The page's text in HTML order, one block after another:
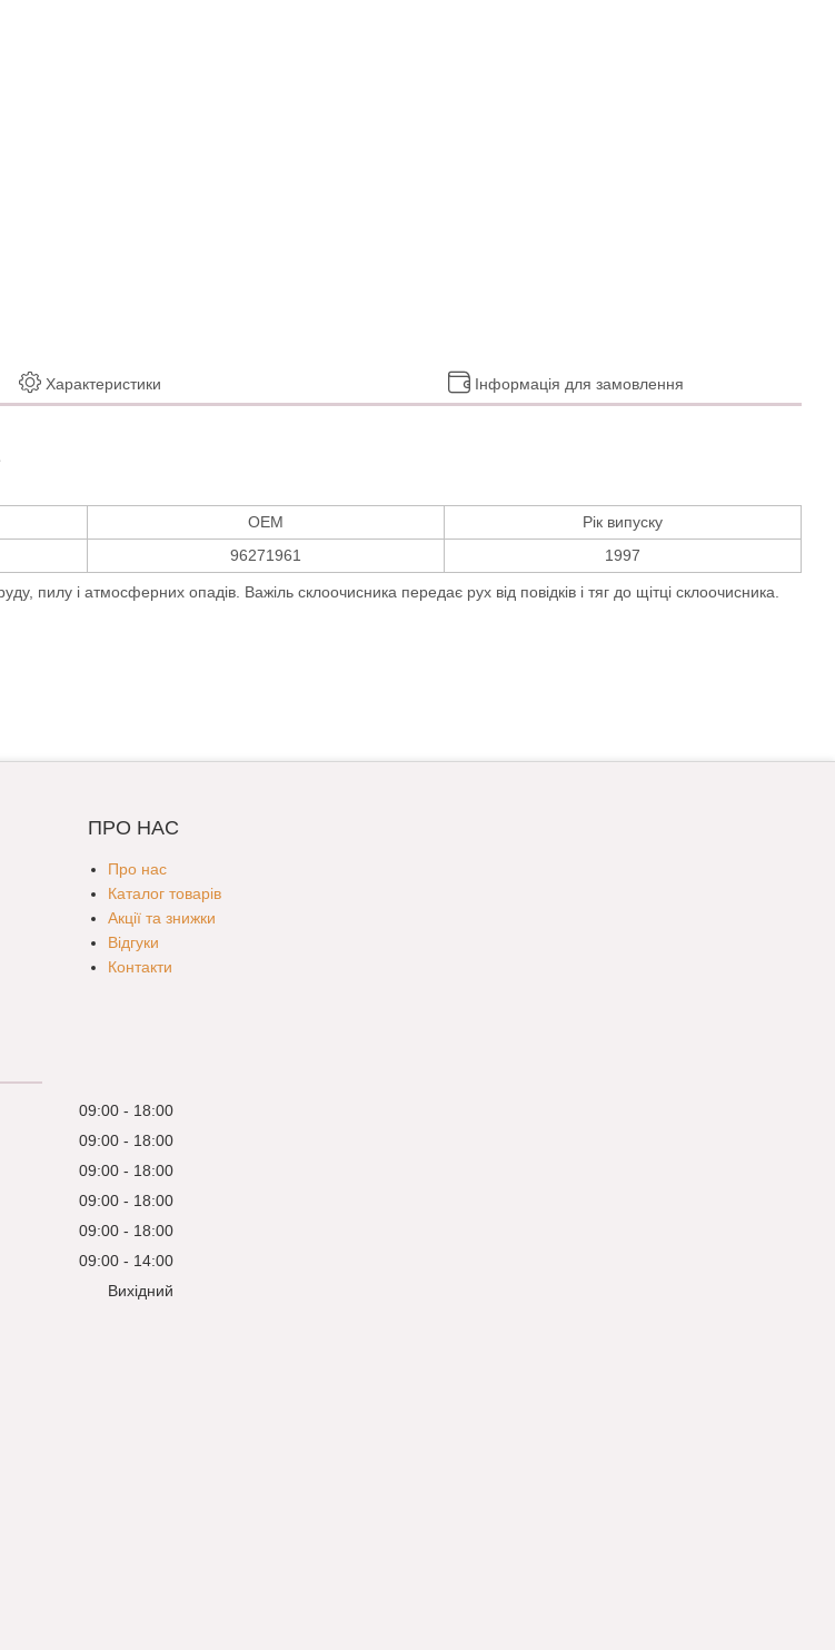
Характеристики Інформація для замовлення
OEM
Рік випуску
96271961 1997
пилу і атмосферних опадів. Важіль склоочисника передає рух від повідків і тяг до щітці склоочисника.
ПРО НАС
Про нас
Каталог товарів
Акції та знижки
Відгуки
Контакти
09:00
18:00
09:00
18:00
09:00
18:00
09:00
18:00
09:00
18:00
09:00
14:00
Вихідний